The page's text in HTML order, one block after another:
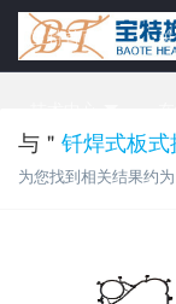
宝特首页
与＂ 钎焊式板式
为您找到相关结果约为